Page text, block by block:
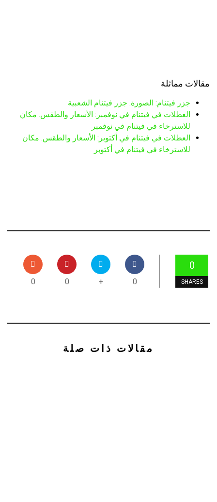
مقالات مماثلة
جزر فيتنام: الصورة. جزر فيتنام الشعبية
العطلات في فيتنام في نوفمبر: الأسعار والطقس. مكان
للاسترخاء في فيتنام في نوفمبر
العطلات في فيتنام في أكتوبر: الأسعار والطقس. مكان
للاسترخاء في فيتنام في أكتوبر
0
SHARES
0
+
0
0
مقالات ذات صلة